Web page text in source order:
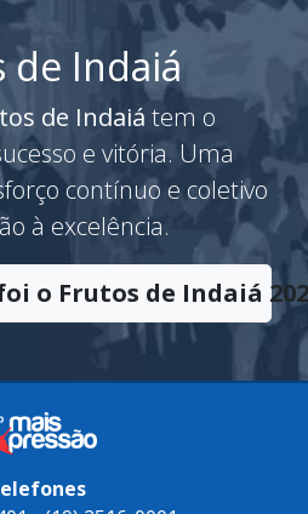
de Indaiá
de Indaiá tem o
e vitória. Uma
contínuo e coletivo
à excelência.
o Frutos de Indaiá